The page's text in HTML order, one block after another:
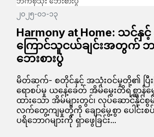
၂၀၂၅-၀၁-၁၃
Harmony at Home: သင်နှ
ကြောင်သူငယ်ချင်းအတွက်
ဘေးစားပွဲ
မိတ်ဆက်- စတိုင်နှင့် အသုံးဝင်မှုတို့၏ ပြီး
ရောစပ်မှု ယနေ့ခေတ် အိမ်မွေးတိရစ္ဆာန်မွ
ထားသော အိမ်များတွင်၊ လုပ်ဆောင်နိုင်
လက်တွေ့ကျမှုတို့ကို ချောမွေ့စွာ ပေါင်းစ
ပရိဘောဂများကို ရှာဖွေခြင်း...